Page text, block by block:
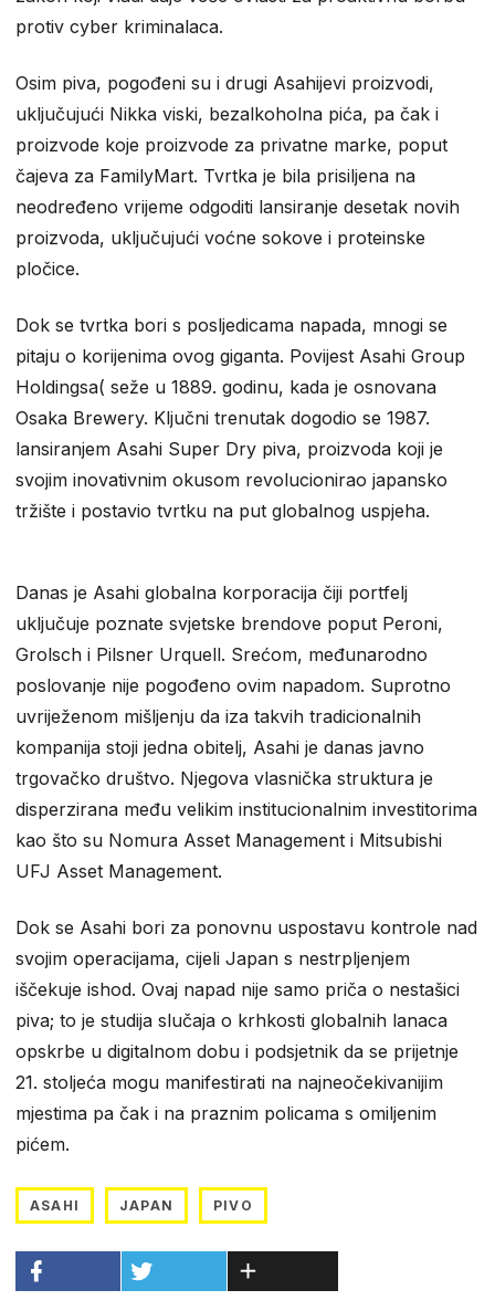
protiv cyber kriminalaca.
Osim piva, pogođeni su i drugi Asahijevi proizvodi,
uključujući Nikka viski, bezalkoholna pića, pa čak i
proizvode koje proizvode za privatne marke, poput
čajeva za FamilyMart. Tvrtka je bila prisiljena na
neodređeno vrijeme odgoditi lansiranje desetak novih
proizvoda, uključujući voćne sokove i proteinske
pločice.
Dok se tvrtka bori s posljedicama napada, mnogi se
pitaju o korijenima ovog giganta. Povijest Asahi Group
Holdingsa( seže u 1889. godinu, kada je osnovana
Osaka Brewery. Ključni trenutak dogodio se 1987.
lansiranjem Asahi Super Dry piva, proizvoda koji je
svojim inovativnim okusom revolucionirao japansko
tržište i postavio tvrtku na put globalnog uspjeha.
Danas je Asahi globalna korporacija čiji portfelj
uključuje poznate svjetske brendove poput Peroni,
Grolsch i Pilsner Urquell. Srećom, međunarodno
poslovanje nije pogođeno ovim napadom. Suprotno
uvriježenom mišljenju da iza takvih tradicionalnih
kompanija stoji jedna obitelj, Asahi je danas javno
trgovačko društvo. Njegova vlasnička struktura je
disperzirana među velikim institucionalnim investitorima
kao što su Nomura Asset Management i Mitsubishi
UFJ Asset Management.
Dok se Asahi bori za ponovnu uspostavu kontrole nad
svojim operacijama, cijeli Japan s nestrpljenjem
iščekuje ishod. Ovaj napad nije samo priča o nestašici
piva; to je studija slučaja o krhkosti globalnih lanaca
opskrbe u digitalnom dobu i podsjetnik da se prijetnje
21. stoljeća mogu manifestirati na najneočekivanijim
mjestima pa čak i na praznim policama s omiljenim
pićem.
ASAHI JAPAN PIVO